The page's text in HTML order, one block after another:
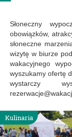
Słoneczny
obowiązków,
słoneczne
wizytę w biurze
wakacyjnego
wyszukamy ofertę
wystarczy
Kulinaria